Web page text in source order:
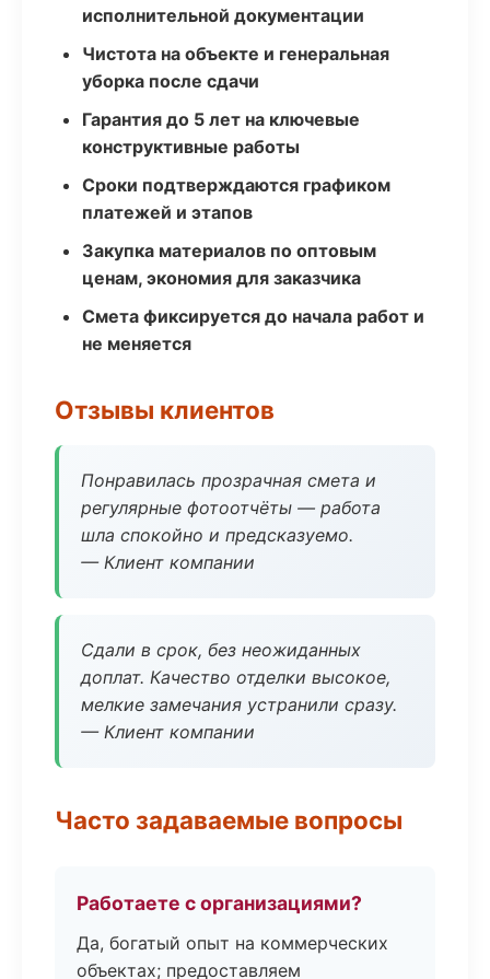
исполнительной документации
Чистота на объекте и генеральная
уборка после сдачи
Гарантия до 5 лет на ключевые
конструктивные работы
Сроки подтверждаются графиком
платежей и этапов
Закупка материалов по оптовым
ценам, экономия для заказчика
Смета фиксируется до начала работ и
не меняется
Отзывы клиентов
Понравилась прозрачная смета и
регулярные фотоотчёты — работа
шла спокойно и предсказуемо.
— Клиент компании
Сдали в срок, без неожиданных
доплат. Качество отделки высокое,
мелкие замечания устранили сразу.
— Клиент компании
Часто задаваемые вопросы
Работаете с организациями?
Да, богатый опыт на коммерческих
объектах; предоставляем